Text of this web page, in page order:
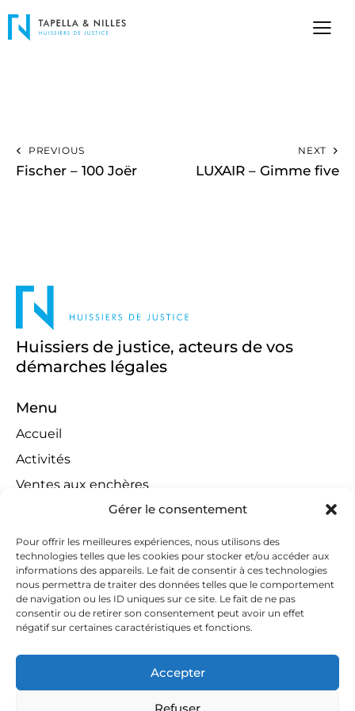
Gérer le consentement
Pour offrir les meilleures expériences, nous utilisons des
technologies telles que les cookies pour stocker et/ou accéder aux
informations des appareils. Le fait de consentir à ces technologies
nous permettra de traiter des données telles que le comportement
de navigation ou les ID uniques sur ce site. Le fait de ne pas
consentir ou de retirer son consentement peut avoir un effet
négatif sur certaines caractéristiques et fonctions.
Accepter
Refuser
PREVIOUS
Fischer – 100 Joër
NEXT
LUXAIR – Gimme five
Huissiers de justice, acteurs de vos
démarches légales
Menu
Accueil
Activités
Ventes aux enchères
Compétences territoriales
Jeux concours
Liens
Contact
Contactez-nous
huissiers@tapella-nilles.lu